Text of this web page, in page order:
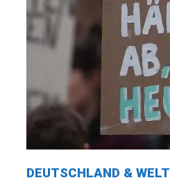
DEUTSCHLAND & WELT